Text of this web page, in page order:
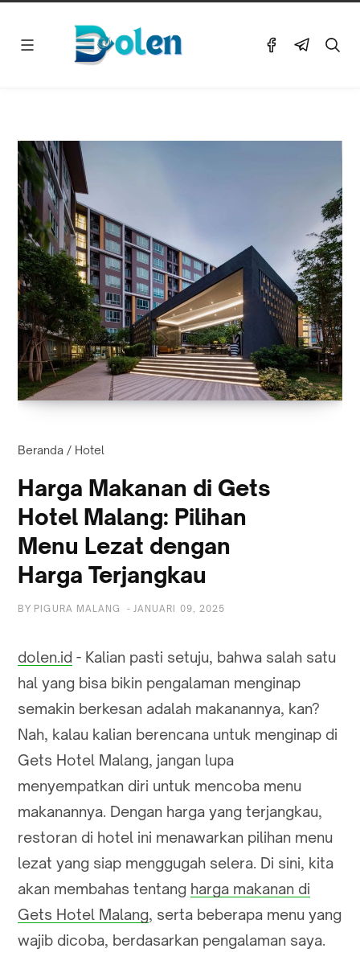
Beranda / Hotel
Harga Makanan di Gets
Hotel Malang: Pilihan
Menu Lezat dengan
Harga Terjangkau
BY PIGURA MALANG - JANUARI 09, 2025
dolen.id - Kalian pasti setuju, bahwa salah satu
hal yang bisa bikin pengalaman menginap
semakin berkesan adalah makanannya, kan?
Nah, kalau kalian berencana untuk menginap di
Gets Hotel Malang, jangan lupa
menyempatkan diri untuk mencoba menu
makanannya. Dengan harga yang terjangkau,
restoran di hotel ini menawarkan pilihan menu
lezat yang siap menggugah selera. Di sini, kita
akan membahas tentang harga makanan di
Gets Hotel Malang, serta beberapa menu yang
wajib dicoba, berdasarkan pengalaman saya.